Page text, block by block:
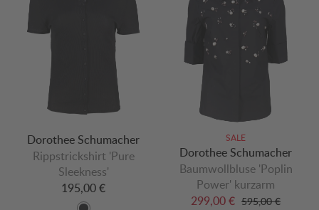
Dorothee Schumacher
Rippstrickshirt 'Pure
Sleekness'
195,00 €
SALE
Dorothee Schumacher
Baumwollbluse 'Poplin
Power' kurzarm
299,00 € 595,00 €